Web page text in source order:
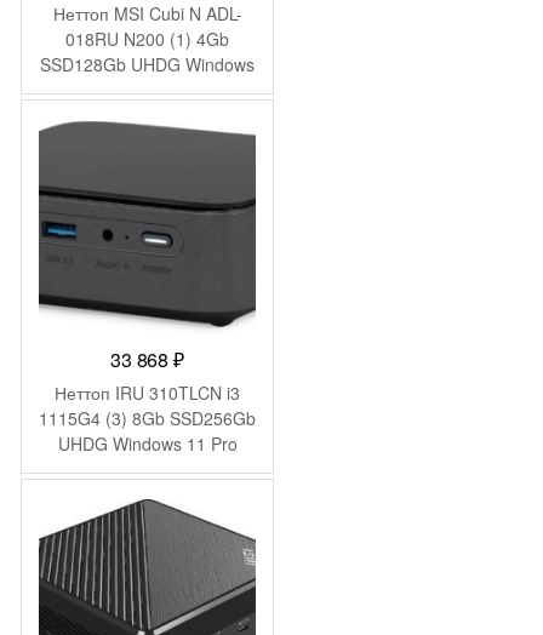
Неттоп MSI Cubi N ADL-
018RU N200 (1) 4Gb
SSD128Gb UHDG Windows
11 Pro 2xGbitEth WiFi BT
65W черный (9S6-B0A911-
33 868₽
Неттоп IRU 310TLCN i3
1115G4 (3) 8Gb SSD256Gb
UHDG Windows 11 Pro
GbitEth WiFi BT черный
(1975168)